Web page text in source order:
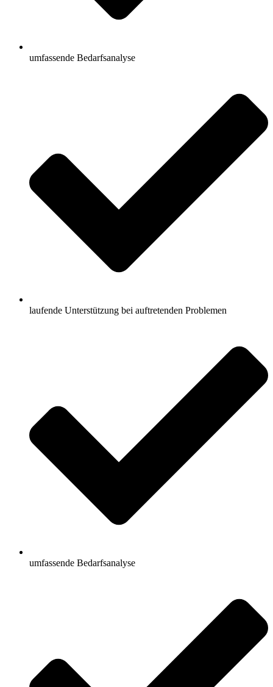
umfassende Bedarfsanalyse
laufende Unterstützung bei auftretenden Problemen
umfassende Bedarfsanalyse